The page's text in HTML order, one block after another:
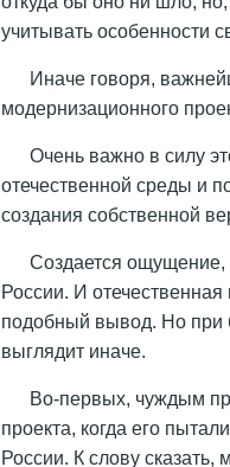
учитывать особенности
Иначе говоря,
модернизационного
Очень важно в силу
отечественной среды и
создания собственной
Создается ощущение,
России. И
подобный вывод. Но при
выглядит иначе.
Во-первых, чуждым
проекта, когда его
России. К слову сказать,